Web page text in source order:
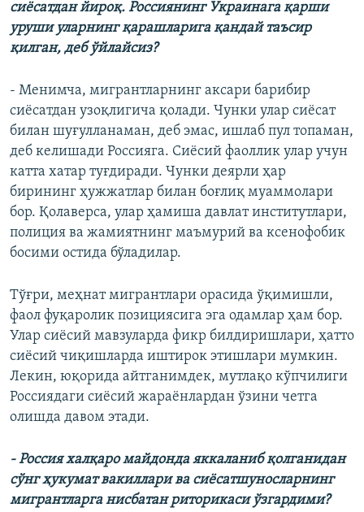
сиёсатдан йироқ. Россиянинг Украинага қарши
уруши уларнинг қарашларига қандай таъсир
қилган, деб ўйлайсиз?
- Менимча, мигрантларнинг аксари барибир
сиёсатдан узоқлигича қолади. Чунки улар сиёсат
билан шуғулланаман, деб эмас, ишлаб пул топаман,
деб келишади Россияга. Сиёсий фаоллик улар учун
катта хатар туғдиради. Чунки деярли ҳар
бирининг ҳужжатлар билан боғлиқ муаммолари
бор. Қолаверса, улар ҳамиша давлат институтлари,
полиция ва жамиятнинг маъмурий ва ксенофобик
босими остида бўладилар.
Тўғри, меҳнат мигрантлари орасида ўқимишли,
фаол фуқаролик позициясига эга одамлар ҳам бор.
Улар сиёсий мавзуларда фикр билдиришлари, ҳатто
сиёсий чиқишларда иштирок этишлари мумкин.
Лекин, юқорида айтганимдек, мутлақо кўпчилиги
Россиядаги сиёсий жараёнлардан ўзини четга
олишда давом этади.
- Россия халқаро майдонда яккаланиб қолганидан
сўнг ҳукумат вакиллари ва сиёсатшуносларнинг
мигрантларга нисбатан риторикаси ўзгардими?